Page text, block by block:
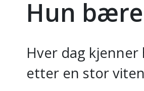
Hun
Hver dag
etter en stor